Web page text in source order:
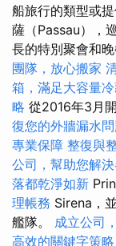
船旅行的類型或
薩（Passau），
長的特別聚會和晚
團隊，放心搬家
箱，滿足大容量
略 從2016年3月
復您的外牆漏水
專業保障 整復與
公司，幫助您解
落都乾淨如新
理帳務 Sirena，
艦隊。 成立公司
高效的關鍵字策略